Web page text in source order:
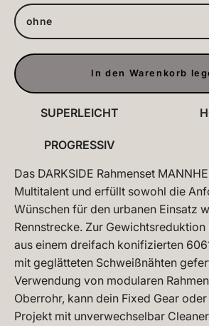
ohne
In den Warenkorb
SUPERLEICHT
PROGRESSIV
Das DARKSIDE Rahmenset
Multitalent und erfüllt sowohl die
Wünschen für den urbanen Einsatz
Rennstrecke. Zur Gewichtsreduktion
aus einem dreifach konifizierten
mit geglätteten Schweißnähten
Verwendung von modularen
Oberrohr, kann dein Fixed Gear
Projekt mit unverwechselbar